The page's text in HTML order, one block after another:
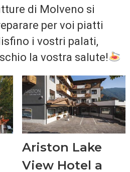
di Molveno si
per voi piatti
i vostri palati,
la vostra salute!
Ariston Lake
View Hotel a